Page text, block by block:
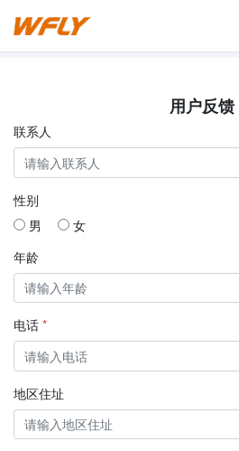
用户反馈
联系人
性别
男
女
年龄
电话 *
地区住址